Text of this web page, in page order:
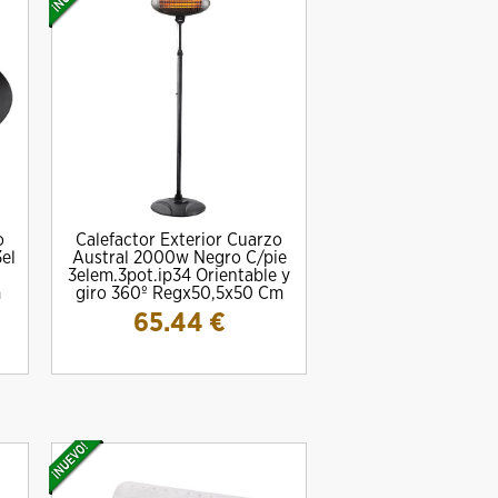
Calefactor Exterior Cuarzo
Austral 2000w Negro C/pie
3elem.3pot.ip34 Orientable y
giro 360º Regx50,5x50 Cm
65.44 €